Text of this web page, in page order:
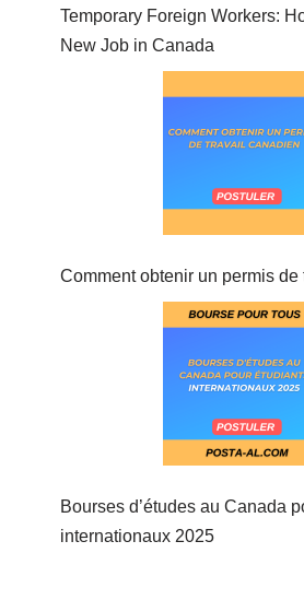
Temporary Foreign Workers:
New Job in Canada
Comment obtenir un permis
Bourses d’études au Canada
internationaux 2025